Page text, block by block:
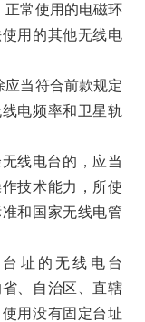
正常使用的电磁环
用的其他无线电
应当符合前款规定
电频率和卫星轨
线电台的，应当
技术能力，所使
和国家无线电管
址的无线电台
、自治区、直辖
用没有固定台址